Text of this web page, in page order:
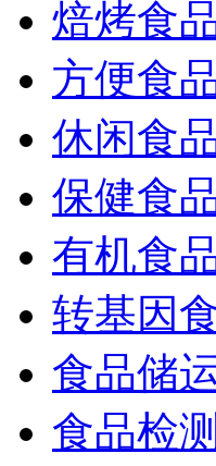
焙烤食
方便食
休闲食
保健食
有机食
转基因
食品储
食品检测